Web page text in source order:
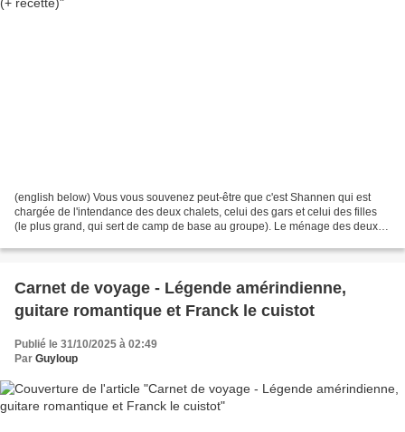
(english below) Vous vous souvenez peut-être que c'est Shannen qui est
chargée de l'intendance des deux chalets, celui des gars et celui des filles
(le plus grand, qui sert de camp de base au groupe). Le ménage des deux
Carnet de voyage - Légende amérindienne,
guitare romantique et Franck le cuistot
Publié le 31/10/2025 à 02:49
Par Guyloup